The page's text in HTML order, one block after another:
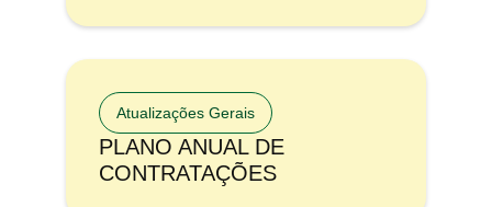
Atualizações Gerais
PLANO ANUAL DE
CONTRATAÇÕES